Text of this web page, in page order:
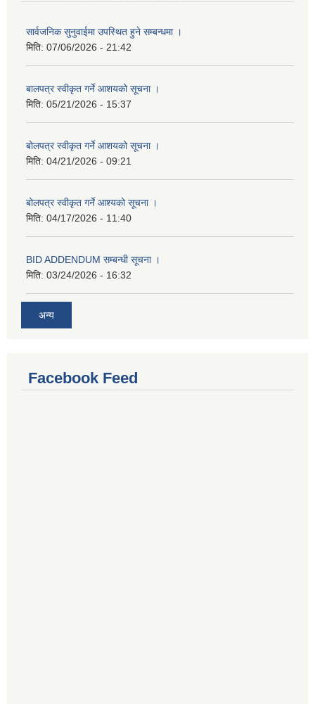
सार्वजनिक सुनुवाईमा उपस्थित हुने सम्बन्धमा ।
मिति: 07/06/2026 - 21:42
बालपत्र स्वीकृत गर्ने आशयको सूचना ।
मिति: 05/21/2026 - 15:37
बोलपत्र स्वीकृत गर्ने आशयको सूचना ।
मिति: 04/21/2026 - 09:21
बोलपत्र स्वीकृत गर्ने आश्यको सूचना ।
मिति: 04/17/2026 - 11:40
BID ADDENDUM सम्बन्धी सूचना ।
मिति: 03/24/2026 - 16:32
अन्य
Facebook Feed